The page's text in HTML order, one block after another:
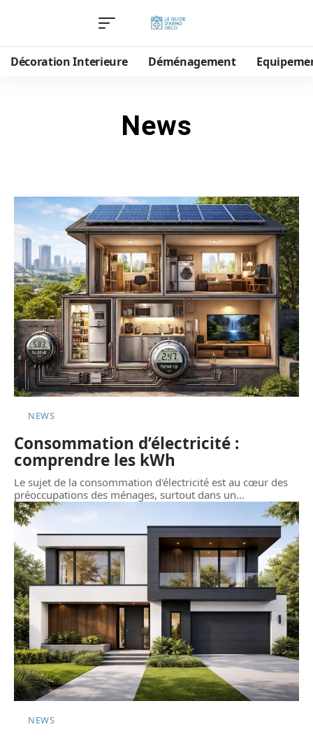
Décoration Interieure Déménagement
News
NEWS
Consommation d’électricité :
comprendre les kWh
Le sujet de la consommation d'électricité est au cœur des
préoccupations des ménages, surtout dans un…
NEWS